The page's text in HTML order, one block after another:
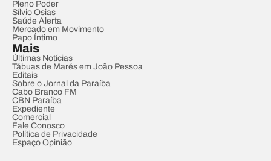
Pleno Poder
Sílvio Osias
Saúde Alerta
Mercado em Movimento
Papo Íntimo
Mais
Últimas Notícias
Tábuas de Marés em João Pessoa
Editais
Sobre o Jornal da Paraíba
Cabo Branco FM
CBN Paraíba
Expediente
Comercial
Fale Conosco
Política de Privacidade
Espaço Opinião